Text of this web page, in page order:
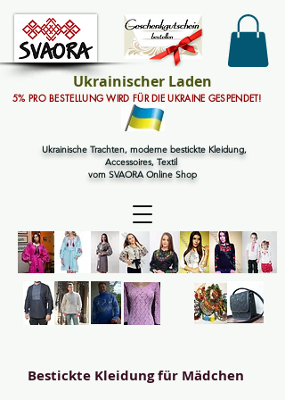
Ukrainische Trachten, moderne bestickte Kleidung,
Accessoires, Textil
vom SVAORA Online Shop
5% PRO BESTELLUNG WIRD FÜR DIE UKRAINE GESPENDET!
Ukrainischer Laden
Bestickte Kleidung für Mädchen